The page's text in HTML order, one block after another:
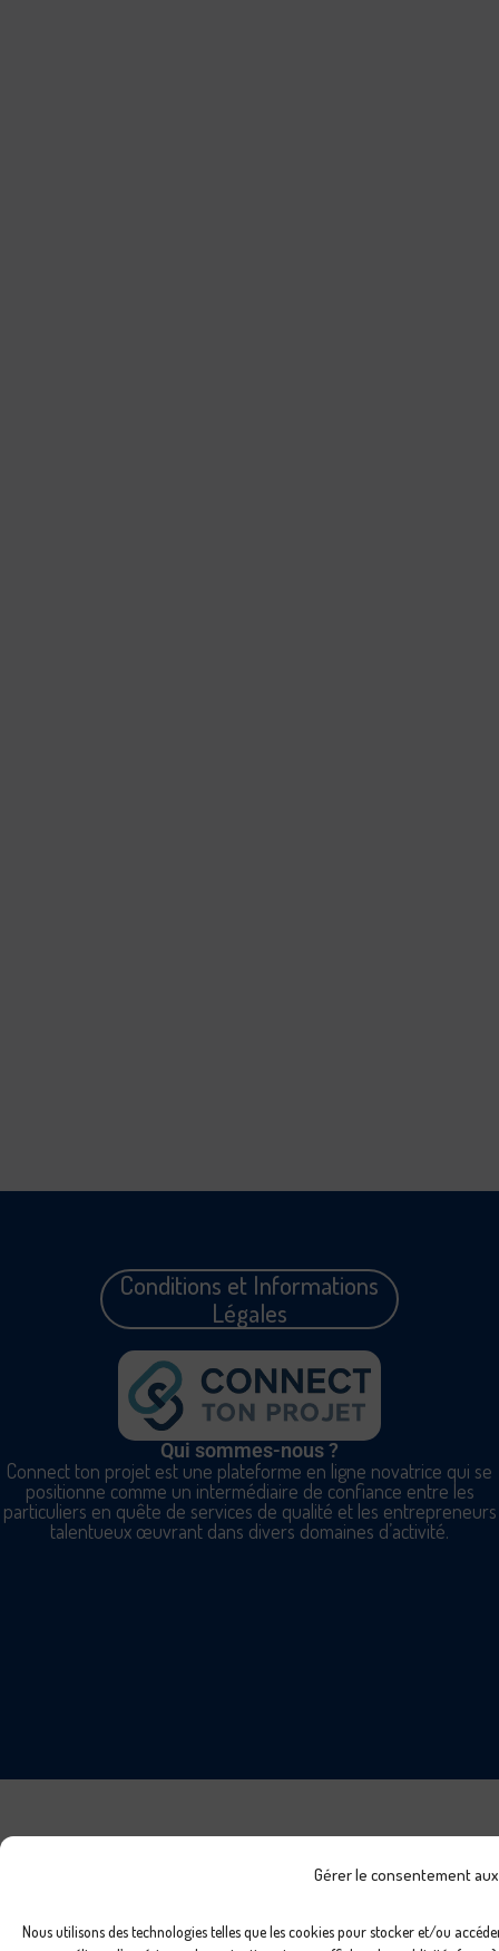
Gérer le consentement
Nous utilisons des technologies telles que les cookies pour stocker et/ou
Conditions et Informations
Légales
Qui sommes-nous ?
Connect ton projet est une plateforme en ligne novatrice qui se
positionne comme un intermédiaire de confiance entre les
particuliers en quête de services de qualité et les entrepreneurs
talentueux œuvrant dans divers domaines d’activité.